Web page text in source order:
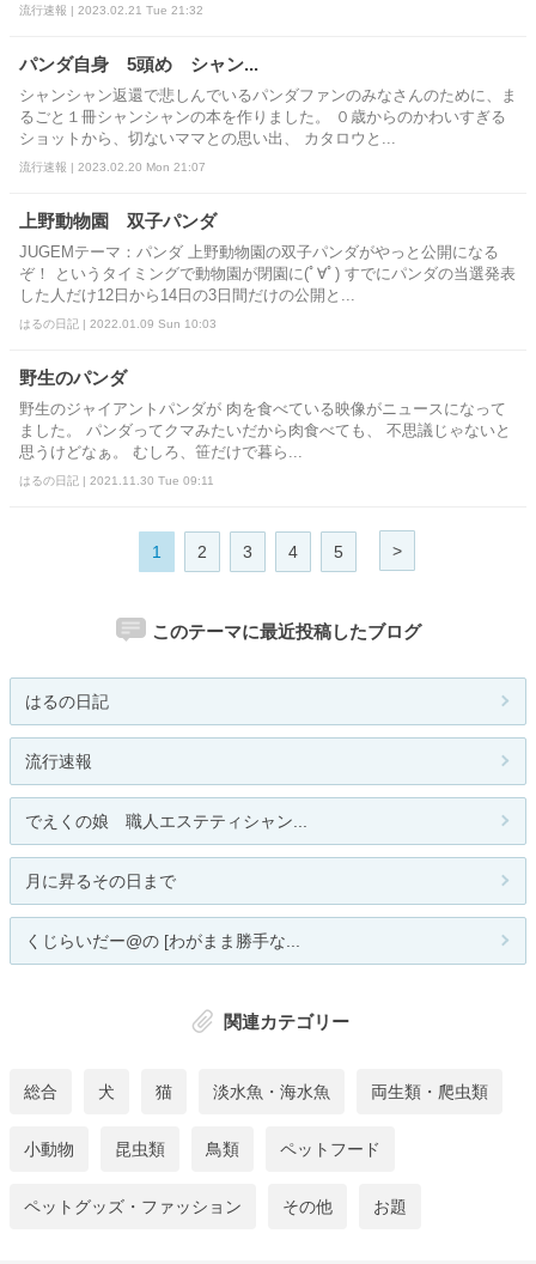
流行速報 | 2023.02.21 Tue 21:32
パンダ自身 5頭め シャン...
シャンシャン返還で悲しんでいるパンダファンのみなさんのために、ま
るごと１冊シャンシャンの本を作りました。 ０歳からのかわいすぎる
ショットから、切ないママとの思い出、 カタロウと...
流行速報 | 2023.02.20 Mon 21:07
上野動物園 双子パンダ
JUGEMテーマ：パンダ 上野動物園の双子パンダがやっと公開になる
ぞ！ というタイミングで動物園が閉園に(ﾟ∀ﾟ) すでにパンダの当選発表
した人だけ12日から14日の3日間だけの公開と...
はるの日記 | 2022.01.09 Sun 10:03
野生のパンダ
野生のジャイアントパンダが 肉を食べている映像がニュースになって
ました。 パンダってクマみたいだから肉食べても、 不思議じゃないと
思うけどなぁ。 むしろ、笹だけで暮ら...
はるの日記 | 2021.11.30 Tue 09:11
1 2 3 4 5 >
このテーマに最近投稿したブログ
はるの日記
流行速報
でえくの娘 職人エステティシャン...
月に昇るその日まで
くじらいだー@の [わがまま勝手な...
関連カテゴリー
総合 犬 猫 淡水魚・海水魚 両生類・爬虫類
小動物 昆虫類 鳥類 ペットフード
ペットグッズ・ファッション その他 お題